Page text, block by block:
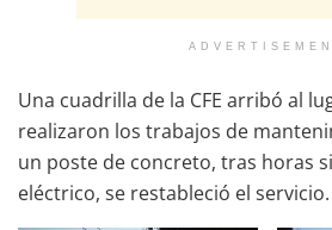
Una cuadrilla de la CFE arribó al
realizaron los trabajos de
un poste de concreto, tras horas
eléctrico, se restableció el servicio.